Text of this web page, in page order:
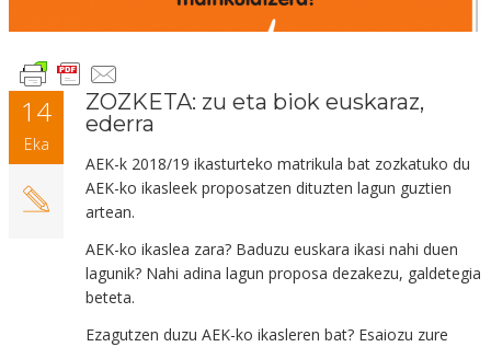
14
Eka
ZOZKETA: zu eta biok euskaraz,
ederra
AEK-k 2018/19 ikasturteko matrikula bat zozkatuko du
AEK-ko ikasleek proposatzen dituzten lagun guztien
artean.
AEK-ko ikaslea zara? Baduzu euskara ikasi nahi duen
lagunik? Nahi adina lagun proposa dezakezu, galdetegia
beteta.
Ezagutzen duzu AEK-ko ikasleren bat? Esaiozu zure